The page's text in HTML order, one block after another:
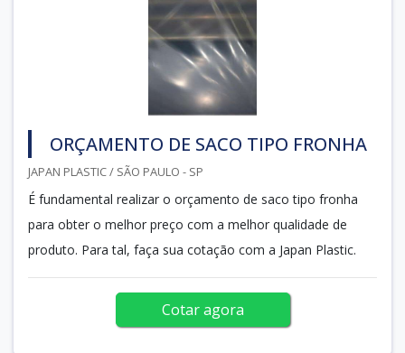
ORÇAMENTO DE SACO TIPO FRONHA
JAPAN PLASTIC / SÃO PAULO - SP
É fundamental realizar o orçamento de saco tipo fronha
para obter o melhor preço com a melhor qualidade de
produto. Para tal, faça sua cotação com a Japan Plastic.
Cotar agora